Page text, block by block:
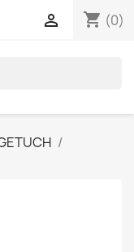
shopping_cart (0)
